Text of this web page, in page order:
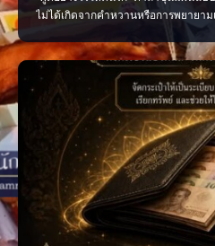
ไม่ได้เกิดจากคำหวานหรือการพยายาม
ใช้คำพูดอย่างเหมาะสม น้ำเสียงนุ่มนว
นำไปใช้ได้จริง พูดดีโดยไม่เสแสร้ง ชื่
พูดให้พอดี เพียงเปลี่ยนวิธีสื่อสาร บรร